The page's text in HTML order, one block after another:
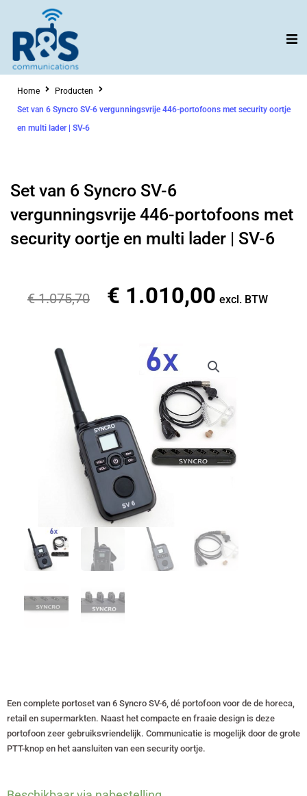
inhoud
Home
Producten
Set van 6 Syncro SV-6 vergunningsvrije 446-portofoons met security oortje
en multi lader | SV-6
Set van 6 Syncro SV-6
vergunningsvrije 446-portofoons met
security oortje en multi lader | SV-6
€1.075,70
Oorspronkelijke
€ 1.075,70.
€ 1.010,00 Huidige
excl. BTW
Een complete portoset van 6 Syncro SV-6, dé portofoon voor de de horeca,
retail en supermarkten. Naast het compacte en fraaie design is deze
portofoon zeer gebruiksvriendelijk. Communicatie is mogelijk door de grote
PTT-knop en het aansluiten van een security oortje.